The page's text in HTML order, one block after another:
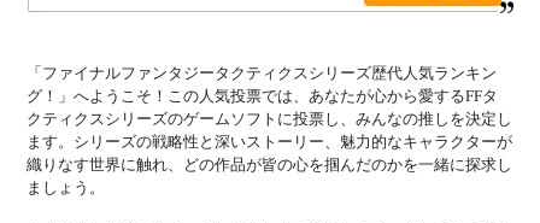
「ファイナルファンタジータクティクスシリーズ歴代人気ランキン
グ！」へようこそ！この人気投票では、あなたが心から愛するFFタ
クティクスシリーズのゲームソフトに投票し、みんなの推しを決定し
ます。シリーズの戦略性と深いストーリー、魅力的なキャラクターが
織りなす世界に触れ、どの作品が皆の心を掴んだのかを一緒に探求し
ましょう。